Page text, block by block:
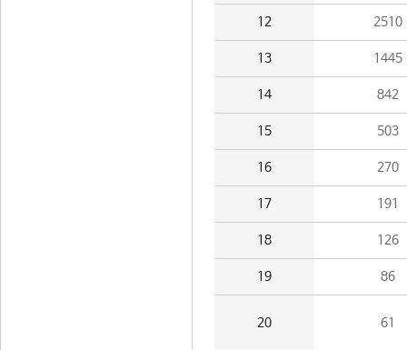
12 2510
13 1445
14 842
15 503
16 270
17 191
18 126
19 86
20 61